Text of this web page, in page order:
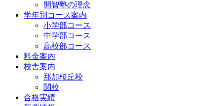
開智塾の理念
学年別コース案内
小学部コース
中学部コース
高校部コース
料金案内
校舎案内
那加桜丘校
関校
合格実績